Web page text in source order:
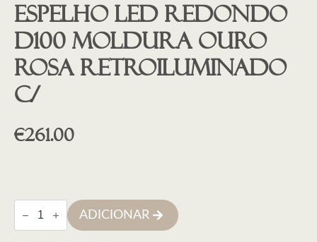
Espelho led redondo
D100 moldura ouro
rosa retroiluminado
c/
€261.00
Quantidade
de
Espelho
ADICIONAR